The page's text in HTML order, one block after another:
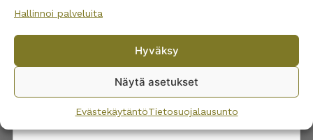
Hallinnoi palveluita
Hyväksy
Näytä asetukset
EvästekäytäntöTietosuojalausunto
Kannut ja kaatimet
Muut ruoka-astioiden osat
Ruoka-astiastot
By subscribing to the newsletter, you consent to receiving messages from
privacy policy.